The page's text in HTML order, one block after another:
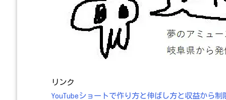
リンク
YouTubeショートで作り方と伸ばし方と収益から